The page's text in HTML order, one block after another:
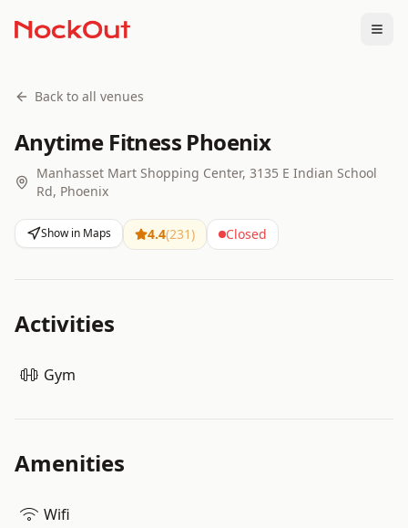
Back to all venues
Anytime Fitness Phoenix
Manhasset Mart Shopping Center, 3135 E Indian School
Rd, Phoenix
Show in Maps 4.4(231) Closed
Activities
Gym
Amenities
Wifi